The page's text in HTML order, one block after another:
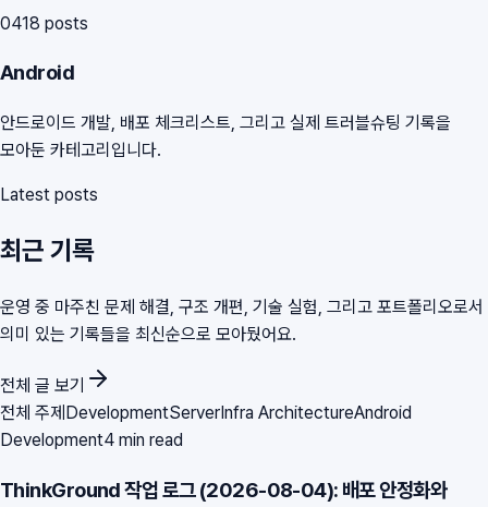
0418 posts
Android
안드로이드 개발, 배포 체크리스트, 그리고 실제 트러블슈팅 기록을
모아둔 카테고리입니다.
Latest posts
최근 기록
운영 중 마주친 문제 해결, 구조 개편, 기술 실험, 그리고 포트폴리오로서
의미 있는 기록들을 최신순으로 모아뒀어요.
전체 글 보기
전체 주제DevelopmentServerInfra ArchitectureAndroid
Development4 min read
ThinkGround 작업 로그 (2026-08-04): 배포 안정화와